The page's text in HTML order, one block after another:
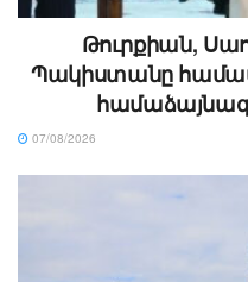
Թուրքիան,
Պակիստանը
07/08/2026